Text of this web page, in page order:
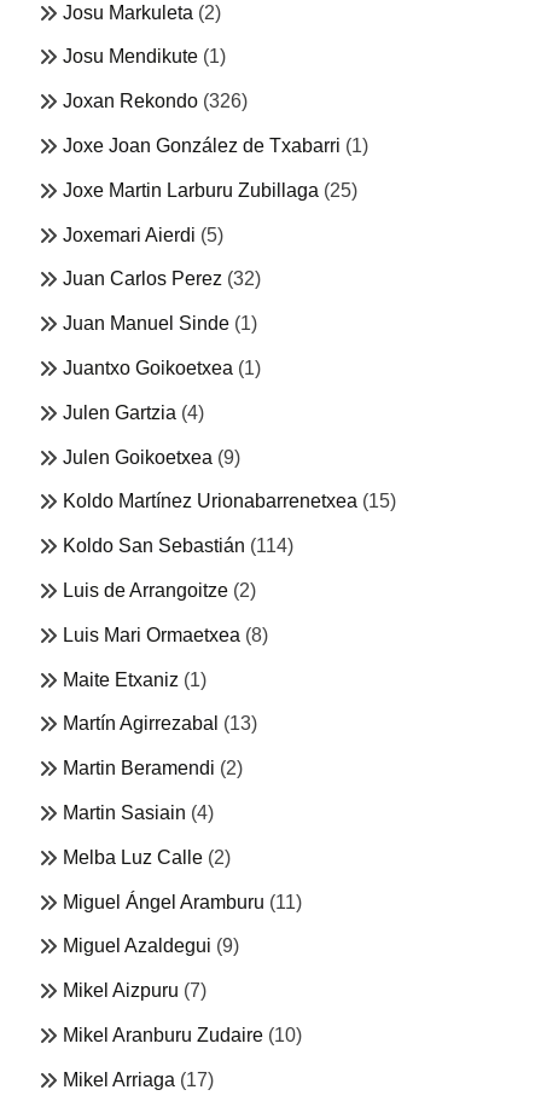
Josu Markuleta (2)
Josu Mendikute (1)
Joxan Rekondo (326)
Joxe Joan González de Txabarri (1)
Joxe Martin Larburu Zubillaga (25)
Joxemari Aierdi (5)
Juan Carlos Perez (32)
Juan Manuel Sinde (1)
Juantxo Goikoetxea (1)
Julen Gartzia (4)
Julen Goikoetxea (9)
Koldo Martínez Urionabarrenetxea (15)
Koldo San Sebastián (114)
Luis de Arrangoitze (2)
Luis Mari Ormaetxea (8)
Maite Etxaniz (1)
Martín Agirrezabal (13)
Martin Beramendi (2)
Martin Sasiain (4)
Melba Luz Calle (2)
Miguel Ángel Aramburu (11)
Miguel Azaldegui (9)
Mikel Aizpuru (7)
Mikel Aranburu Zudaire (10)
Mikel Arriaga (17)